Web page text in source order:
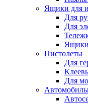
Ящики для
Для
Для
Пистолеты
Для
Для